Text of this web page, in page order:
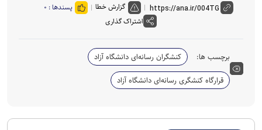
e گزارش خطا پسندها : ۰
اشتراک گذاری
برچسب ها:
کنشگران رسانه‌ای دانشگاه آزاد
قرارگاه کنشگری رسانه‌ای دانشگاه آزاد